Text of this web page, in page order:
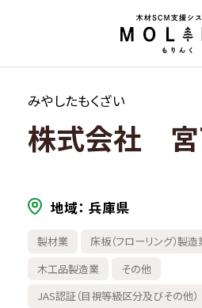
みやしたもくざい
株式会社 宮
地域 兵庫県
製材業 床板（フローリング）製造
木工品製造業
その他
JAS認証（目視等級区分及びその他）